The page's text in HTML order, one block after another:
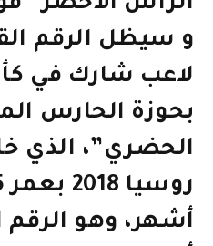
و سيظل الرقم
لاعب شارك في
بحوزة الحارس
الحضري”، الذي
أشهر، وهو الرقم